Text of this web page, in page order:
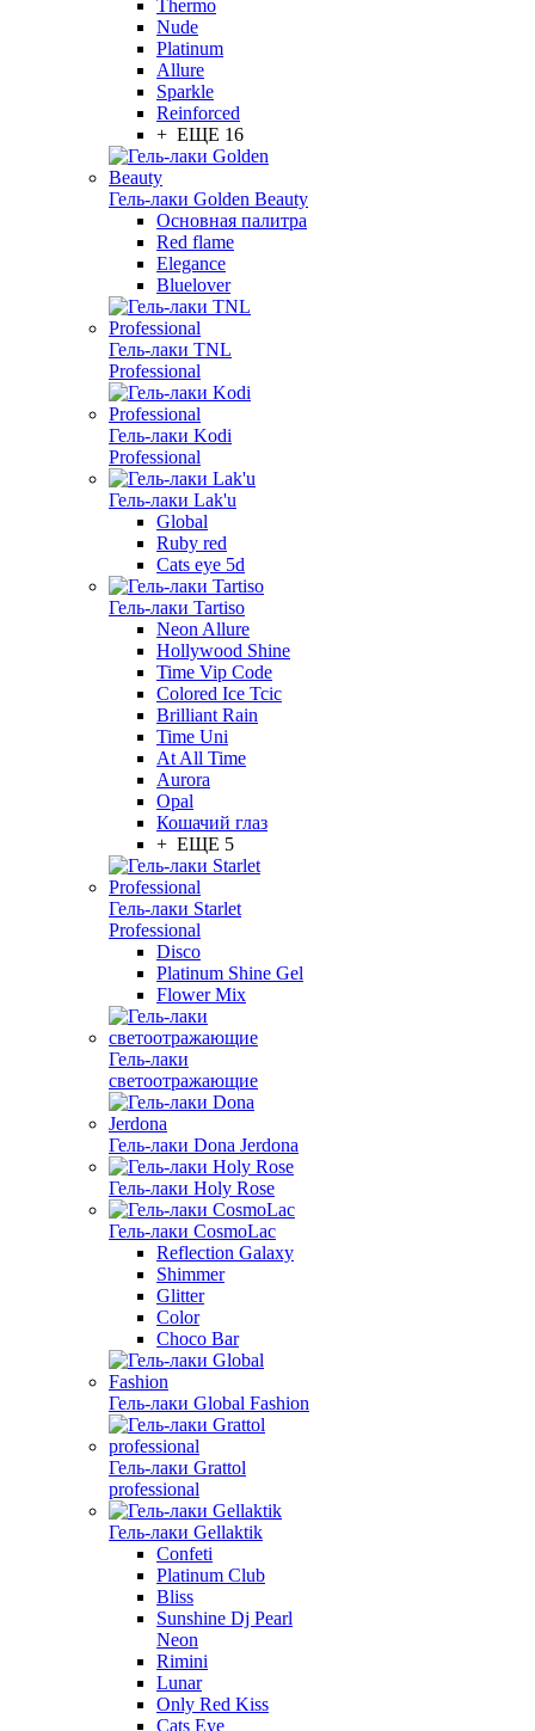
Thermo
Nude
Platinum
Allure
Sparkle
Reinforced
+ ЕЩЕ 16
Гель-лаки Golden Beauty
Основная палитра
Red flame
Elegance
Bluelover
Гель-лаки TNL
Professional
Гель-лаки Kodi
Professional
Гель-лаки Lak'u
Global
Ruby red
Cats eye 5d
Гель-лаки Tartiso
Neon Allure
Hollywood Shine
Time Vip Code
Colored Ice Tcic
Brilliant Rain
Time Uni
At All Time
Aurora
Opal
Кошачий глаз
+ ЕЩЕ 5
Гель-лаки Starlet
Professional
Disco
Platinum Shine Gel
Flower Mix
Гель-лаки
светоотражающие
Гель-лаки Dona Jerdona
Гель-лаки Holy Rose
Гель-лаки CosmoLac
Reflection Galaxy
Shimmer
Glitter
Color
Choco Bar
Гель-лаки Global Fashion
Гель-лаки Grattol
professional
Гель-лаки Gellaktik
Confeti
Platinum Club
Bliss
Sunshine Dj Pearl
Neon
Rimini
Lunar
Only Red Kiss
Cats Eye